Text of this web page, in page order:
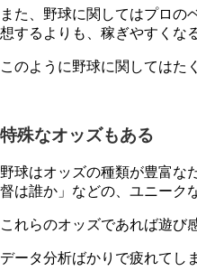
また、野球に関してはプロの
想するよりも、稼ぎやすくな
このように野球に関してはた
特殊なオッズもある
野球はオッズの種類が豊富な
督は誰か」などの、ユニーク
これらのオッズであれば遊び
データ分析ばかりで疲れてし